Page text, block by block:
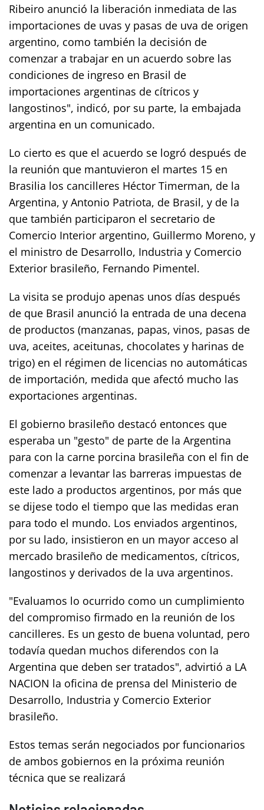
Ribeiro anunció la liberación inmediata de las
importaciones de uvas y pasas de uva de origen
argentino, como también la decisión de
comenzar a trabajar en un acuerdo sobre las
condiciones de ingreso en Brasil de
importaciones argentinas de cítricos y
langostinos", indicó, por su parte, la embajada
argentina en un comunicado.
Lo cierto es que el acuerdo se logró después de
la reunión que mantuvieron el martes 15 en
Brasilia los cancilleres Héctor Timerman, de la
Argentina, y Antonio Patriota, de Brasil, y de la
que también participaron el secretario de
Comercio Interior argentino, Guillermo Moreno, y
el ministro de Desarrollo, Industria y Comercio
Exterior brasileño, Fernando Pimentel.
La visita se produjo apenas unos días después
de que Brasil anunció la entrada de una decena
de productos (manzanas, papas, vinos, pasas de
uva, aceites, aceitunas, chocolates y harinas de
trigo) en el régimen de licencias no automáticas
de importación, medida que afectó mucho las
exportaciones argentinas.
El gobierno brasileño destacó entonces que
esperaba un "gesto" de parte de la Argentina
para con la carne porcina brasileña con el fin de
comenzar a levantar las barreras impuestas de
este lado a productos argentinos, por más que
se dijese todo el tiempo que las medidas eran
para todo el mundo. Los enviados argentinos,
por su lado, insistieron en un mayor acceso al
mercado brasileño de medicamentos, cítricos,
langostinos y derivados de la uva argentinos.
"Evaluamos lo ocurrido como un cumplimiento
del compromiso firmado en la reunión de los
cancilleres. Es un gesto de buena voluntad, pero
todavía quedan muchos diferendos con la
Argentina que deben ser tratados", advirtió a LA
NACION la oficina de prensa del Ministerio de
Desarrollo, Industria y Comercio Exterior
brasileño.
Estos temas serán negociados por funcionarios
de ambos gobiernos en la próxima reunión
técnica que se realizará